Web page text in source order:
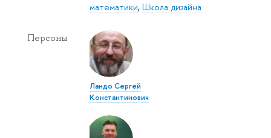
математики,Школа дизайна
Персоны
Ландо Сергей
Константинович